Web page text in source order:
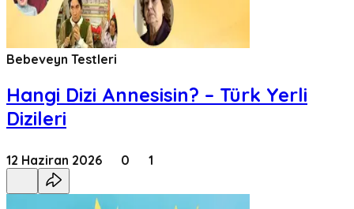
Bebeveyn Testleri
Hangi Dizi Annesisin? – Türk Yerli
Dizileri
12 Haziran 2026 0 1